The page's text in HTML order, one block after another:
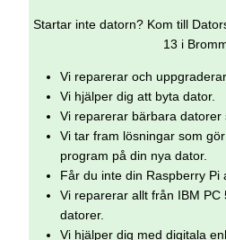
Startar inte datorn? Kom till
13 i
Vi reparerar och
Vi hjälper dig att byta dator.
Vi reparerar bärbara datorer
Vi tar fram lösningar som
program på din nya dator.
Får du inte din Raspberry Pi
Vi reparerar allt från IBM PC
datorer.
Vi hjälper dig med digitala